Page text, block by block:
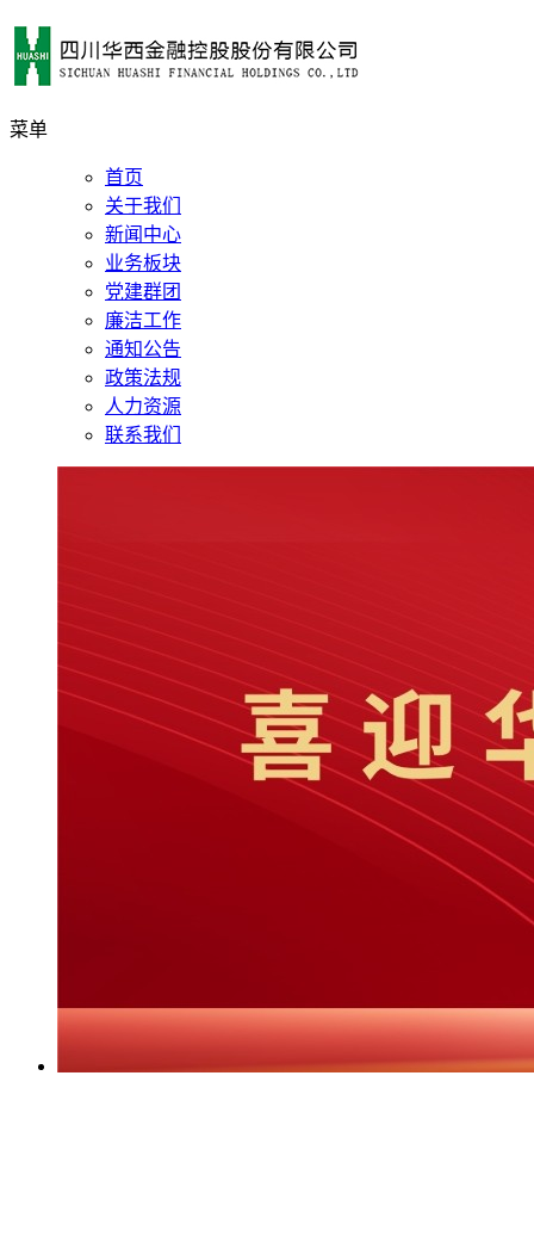
菜单
首页
关于我们
新闻中心
业务板块
党建群团
廉洁工作
通知公告
政策法规
人力资源
联系我们